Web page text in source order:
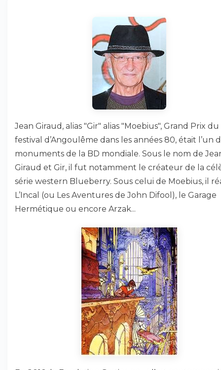
Jean Giraud, alias "Gir" alias "Moebius", Grand Prix du
festival d’Angoulême dans les années 80, était l’un
monuments de la BD mondiale. Sous le nom de
Giraud et Gir, il fut notamment le créateur de la
série western Blueberry. Sous celui de Moebius, il
L’Incal (ou Les Aventures de John Difool), le Garage
Hermétique ou encore Arzak...